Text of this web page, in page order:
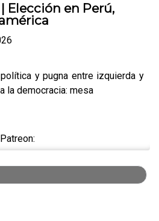
Elección en Perú,
y pugna entre izquierda y
la democracia: mesa
julioastillero